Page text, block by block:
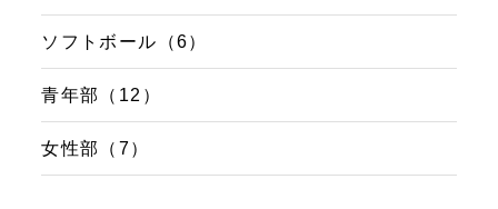
ソフトボール（6）
青年部（12）
女性部（7）